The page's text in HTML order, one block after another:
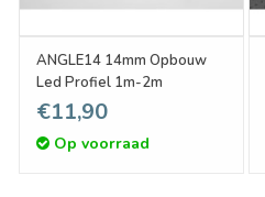
ANGLE14 14mm Opbouw
Led Profiel 1m-2m
€11,90
Op voorraad